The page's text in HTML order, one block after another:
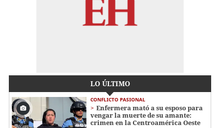
LO ÚLTIMO
CONFLICTO PASIONAL
Enfermera mató a su esposo para
vengar la muerte de su amante:
crimen en la Centroamérica Oeste